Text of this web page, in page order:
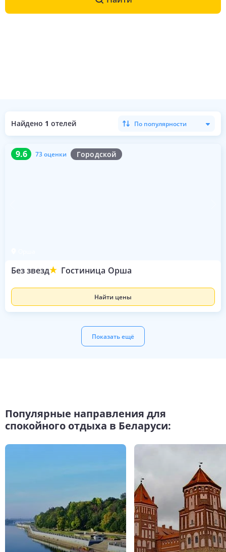
Найдено 1 отелей По популярности
9.6 73 оценки Городской
Без звезд Гостиница Орша
9.6 73 оценки
Найти цены
Показать ещё
Популярные направления для
спокойного отдыха в Беларуси: